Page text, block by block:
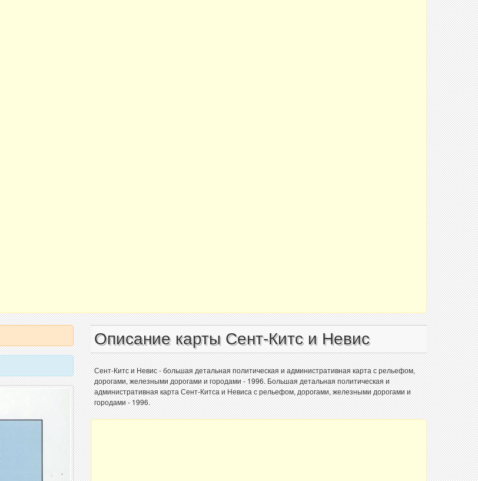
Описание карты Сент-Китс и Невис
Сент-Китс и Невис - большая детальная политическая и административная карта с рельефом,
дорогами, железными дорогами и городами - 1996. Большая детальная политическая и
административная карта Сент-Китса и Невиса с рельефом, дорогами, железными дорогами и
городами - 1996.